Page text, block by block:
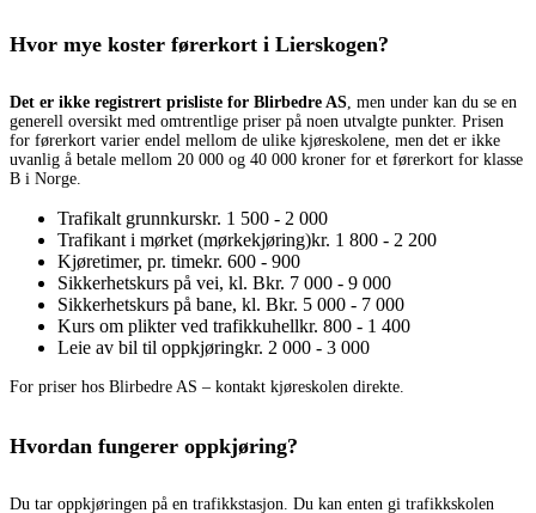
Hvor mye koster førerkort i Lierskogen?
Det er ikke registrert prisliste for Blirbedre AS, men under kan du se en
generell oversikt med omtrentlige priser på noen utvalgte punkter. Prisen
for førerkort varier endel mellom de ulike kjøreskolene, men det er ikke
uvanlig å betale mellom 20 000 og 40 000 kroner for et førerkort for klasse
B i Norge.
Trafikalt grunnkurskr. 1 500 - 2 000
Trafikant i mørket (mørkekjøring)kr. 1 800 - 2 200
Kjøretimer, pr. timekr. 600 - 900
Sikkerhetskurs på vei, kl. Bkr. 7 000 - 9 000
Sikkerhetskurs på bane, kl. Bkr. 5 000 - 7 000
Kurs om plikter ved trafikkuhellkr. 800 - 1 400
Leie av bil til oppkjøringkr. 2 000 - 3 000
For priser hos Blirbedre AS – kontakt kjøreskolen direkte.
Hvordan fungerer oppkjøring?
Du tar oppkjøringen på en trafikkstasjon. Du kan enten gi trafikkskolen